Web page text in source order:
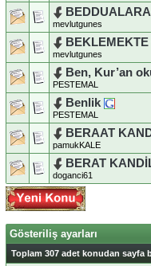
mevlutgunes
mevlutgunes
Ben, Kur’an
PESTEMAL
Benlik
PESTEMAL
BERAAT
pamukKALE
BERAT
doganci61
Gösteriliş ayarları
Toplam 307 adet konudan sayfa